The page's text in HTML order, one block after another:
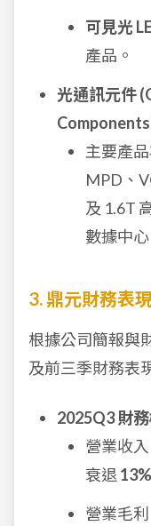
可見光
產品。
光通訊元件
主要產
MPD、
及 1.6T
數據中心
3. 鼎元財務表
根據公司簡報與
及前三季財務表
2025Q3 財
營業收入
衰退 13%
營業毛